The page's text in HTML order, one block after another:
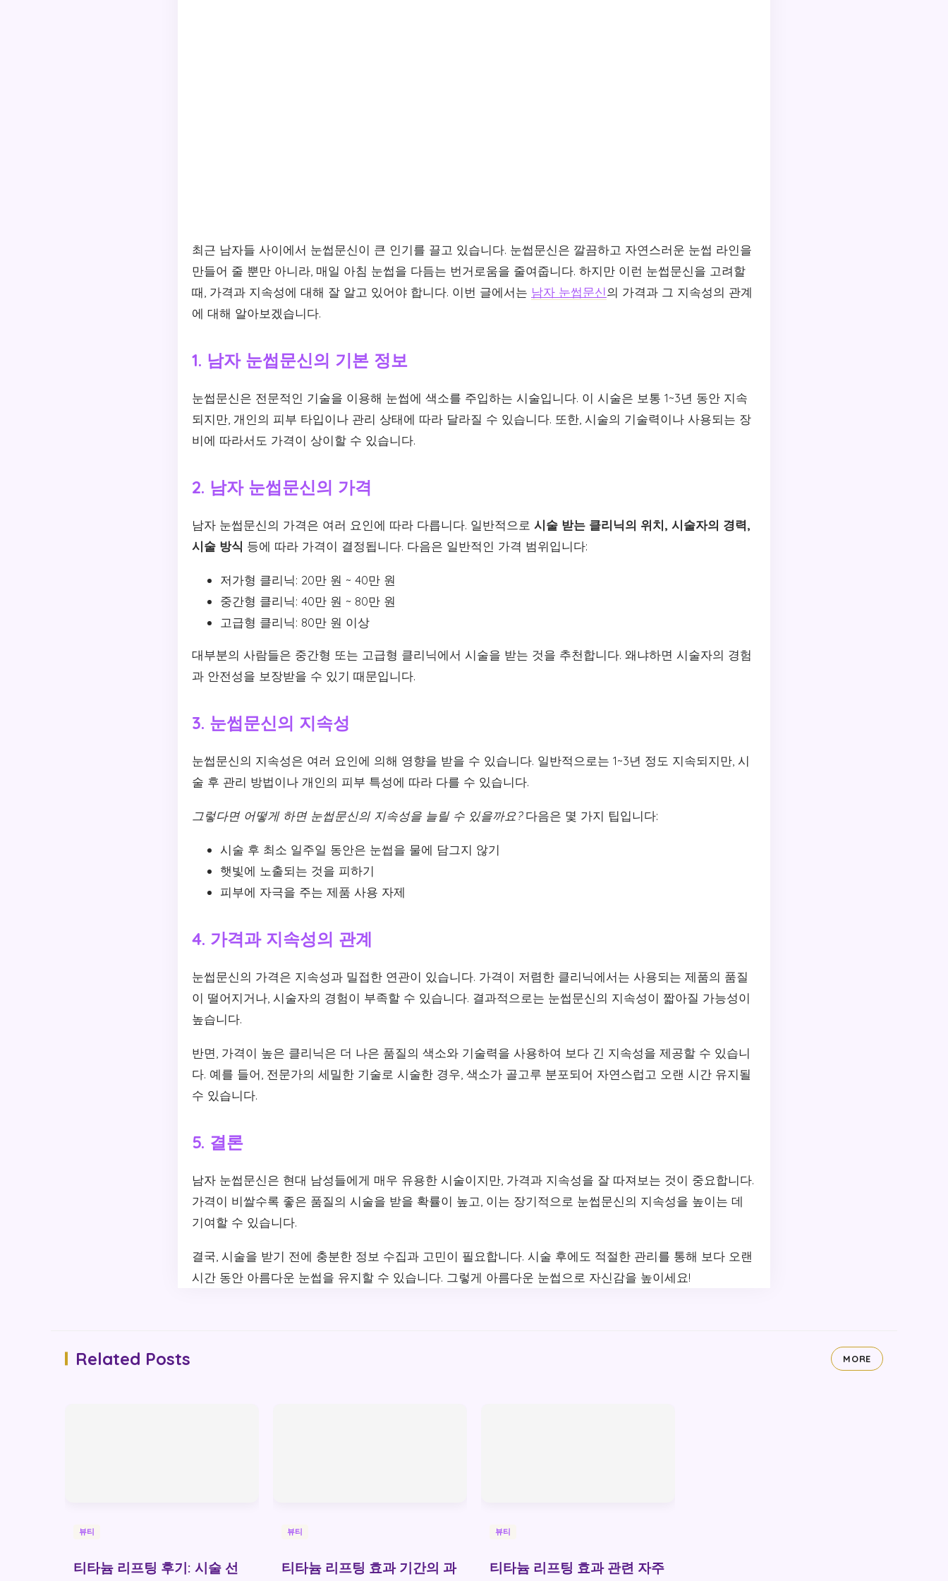
최근 남자들 사이에서 눈썹문신이 큰 인기를 끌고 있습니다. 눈썹문신은 깔끔하고 자연스러운 눈썹 라인을
만들어 줄 뿐만 아니라, 매일 아침 눈썹을 다듬는 번거로움을 줄여줍니다. 하지만 이런 눈썹문신을 고려할
때, 가격과 지속성에 대해 잘 알고 있어야 합니다. 이번 글에서는 남자 눈썹문신의 가격과 그 지속성의 관계
에 대해 알아보겠습니다.
1. 남자 눈썹문신의 기본 정보
눈썹문신은 전문적인 기술을 이용해 눈썹에 색소를 주입하는 시술입니다. 이 시술은 보통 1~3년 동안 지속
되지만, 개인의 피부 타입이나 관리 상태에 따라 달라질 수 있습니다. 또한, 시술의 기술력이나 사용되는 장
비에 따라서도 가격이 상이할 수 있습니다.
2. 남자 눈썹문신의 가격
남자 눈썹문신의 가격은 여러 요인에 따라 다릅니다. 일반적으로 시술 받는 클리닉의 위치, 시술자의 경력,
시술 방식 등에 따라 가격이 결정됩니다. 다음은 일반적인 가격 범위입니다:
저가형 클리닉: 20만 원 ~ 40만 원
중간형 클리닉: 40만 원 ~ 80만 원
고급형 클리닉: 80만 원 이상
대부분의 사람들은 중간형 또는 고급형 클리닉에서 시술을 받는 것을 추천합니다. 왜냐하면 시술자의 경험
과 안전성을 보장받을 수 있기 때문입니다.
3. 눈썹문신의 지속성
눈썹문신의 지속성은 여러 요인에 의해 영향을 받을 수 있습니다. 일반적으로는 1~3년 정도 지속되지만, 시
술 후 관리 방법이나 개인의 피부 특성에 따라 다를 수 있습니다.
그렇다면 어떻게 하면 눈썹문신의 지속성을 늘릴 수 있을까요?다음은 몇 가지 팁입니다:
시술 후 최소 일주일 동안은 눈썹을 물에 담그지 않기
햇빛에 노출되는 것을 피하기
피부에 자극을 주는 제품 사용 자제
4. 가격과 지속성의 관계
눈썹문신의 가격은 지속성과 밀접한 연관이 있습니다. 가격이 저렴한 클리닉에서는 사용되는 제품의 품질
이 떨어지거나, 시술자의 경험이 부족할 수 있습니다. 결과적으로는 눈썹문신의 지속성이 짧아질 가능성이
높습니다.
반면, 가격이 높은 클리닉은 더 나은 품질의 색소와 기술력을 사용하여 보다 긴 지속성을 제공할 수 있습니
다. 예를 들어, 전문가의 세밀한 기술로 시술한 경우, 색소가 골고루 분포되어 자연스럽고 오랜 시간 유지될
수 있습니다.
5. 결론
남자 눈썹문신은 현대 남성들에게 매우 유용한 시술이지만, 가격과 지속성을 잘 따져보는 것이 중요합니다.
가격이 비쌀수록 좋은 품질의 시술을 받을 확률이 높고, 이는 장기적으로 눈썹문신의 지속성을 높이는 데
기여할 수 있습니다.
결국, 시술을 받기 전에 충분한 정보 수집과 고민이 필요합니다. 시술 후에도 적절한 관리를 통해 보다 오랜
시간 동안 아름다운 눈썹을 유지할 수 있습니다. 그렇게 아름다운 눈썹으로 자신감을 높이세요!
Related Posts MORE
뷰티
티타늄 리프팅 후기: 시술 선
뷰티
티타늄 리프팅 효과 기간의 과
뷰티
티타늄 리프팅 효과 관련 자주